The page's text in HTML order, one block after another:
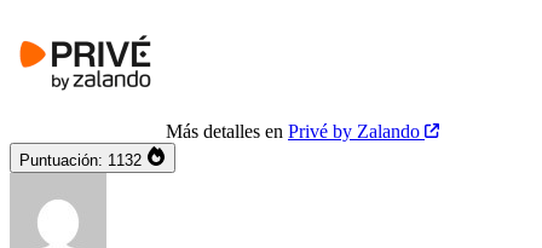
Más detalles en Privé by Zalando
Puntuación: 1132